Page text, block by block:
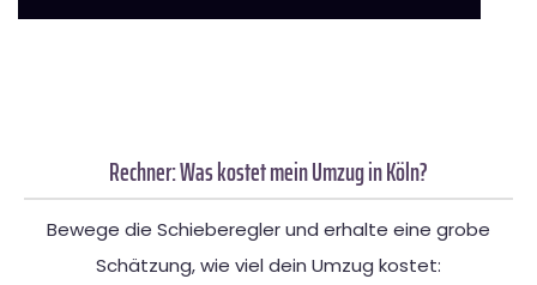
Rechner: Was kostet mein Umzug in Köln?
Bewege die Schieberegler und erhalte eine grobe
Schätzung, wie viel dein Umzug kostet: